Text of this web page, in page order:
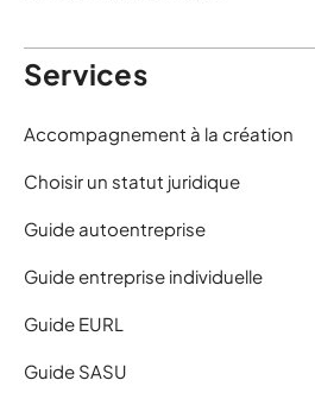
Services
Accompagnement à la création
Choisir un statut juridique
Guide autoentreprise
Guide entreprise individuelle
Guide EURL
Guide SASU